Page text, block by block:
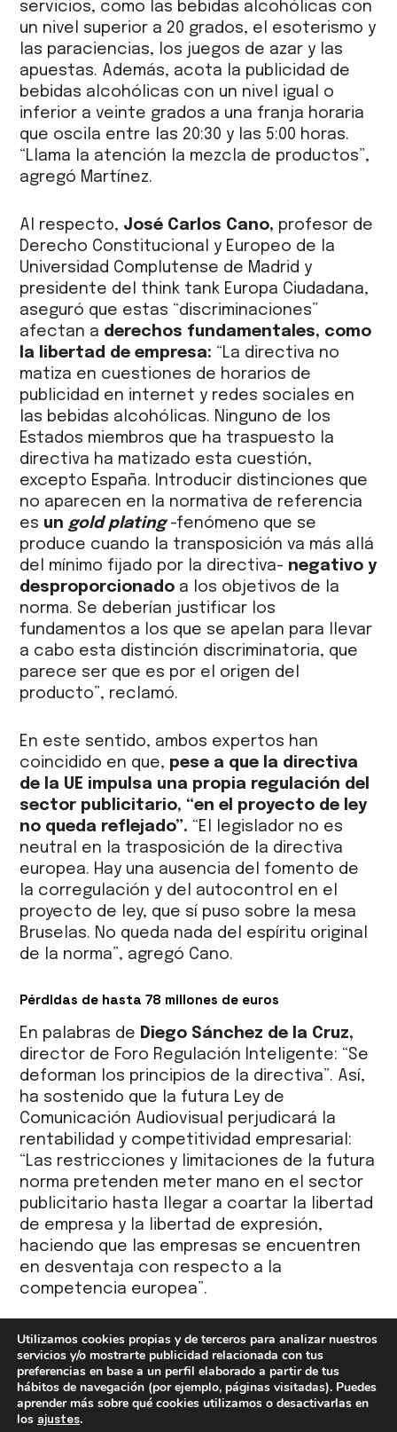
servicios, como las bebidas alcohólicas con
un nivel superior a 20 grados, el esoterismo y
las paraciencias, los juegos de azar y las
apuestas. Además, acota la publicidad de
bebidas alcohólicas con un nivel igual o
inferior a veinte grados a una franja horaria
que oscila entre las 20:30 y las 5:00 horas.
“Llama la atención la mezcla de productos”,
agregó Martínez.
Al respecto, José Carlos Cano, profesor de
Derecho Constitucional y Europeo de la
Universidad Complutense de Madrid y
presidente del think tank Europa Ciudadana,
aseguró que estas “discriminaciones”
afectan a derechos fundamentales, como
la libertad de empresa: “La directiva no
matiza en cuestiones de horarios de
publicidad en internet y redes sociales en
las bebidas alcohólicas. Ninguno de los
Estados miembros que ha traspuesto la
directiva ha matizado esta cuestión,
excepto España. Introducir distinciones que
no aparecen en la normativa de referencia
es un gold plating -fenómeno que se
produce cuando la transposición va más allá
del mínimo fijado por la directiva- negativo y
desproporcionado a los objetivos de la
norma. Se deberían justificar los
fundamentos a los que se apelan para llevar
a cabo esta distinción discriminatoria, que
parece ser que es por el origen del
producto”, reclamó.
En este sentido, ambos expertos han
coincidido en que, pese a que la directiva
de la UE impulsa una propia regulación del
sector publicitario, “en el proyecto de ley
no queda reflejado”. “El legislador no es
neutral en la trasposición de la directiva
europea. Hay una ausencia del fomento de
la corregulación y del autocontrol en el
proyecto de ley, que sí puso sobre la mesa
Bruselas. No queda nada del espíritu original
de la norma”, agregó Cano.
Pérdidas de hasta 78 millones de euros
En palabras de Diego Sánchez de la Cruz,
director de Foro Regulación Inteligente: “Se
deforman los principios de la directiva”. Así,
ha sostenido que la futura Ley de
Comunicación Audiovisual perjudicará la
rentabilidad y competitividad empresarial:
“Las restricciones y limitaciones de la futura
norma pretenden meter mano en el sector
publicitario hasta llegar a coartar la libertad
de empresa y la libertad de expresión,
haciendo que las empresas se encuentren
en desventaja con respecto a la
competencia europea”.
En concreto, según el informe¿Qué
impacto tiene la ley audiovisual en el
sector de la publicidad?, elaborado por
Foro Regulación Inteligente, la limitación
horaria podría provocar la
Utilizamos cookies propias y de terceros para analizar nuestros
servicios y/o mostrarte publicidad relacionada con tus
preferencias en base a un perfil elaborado a partir de tus
hábitos de navegación (por ejemplo, páginas visitadas). Puedes
aprender más sobre qué cookies utilizamos o desactivarlas en
los ajustes.